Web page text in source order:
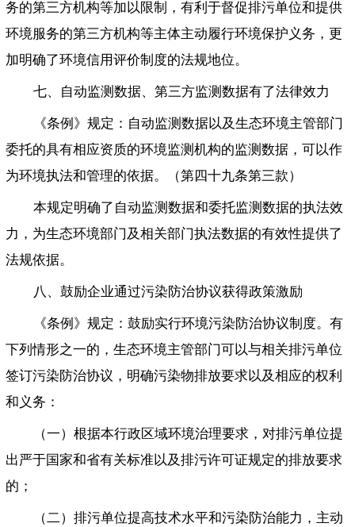
务的第三方机构等加以限制，有利于督促排污单位和提供
环境服务的第三方机构等主体主动履行环境保护义务，更
加明确了环境信用评价制度的法规地位。
七、自动监测数据、第三方监测数据有了法律效力
《条例》规定：自动监测数据以及生态环境主管部门
委托的具有相应资质的环境监测机构的监测数据，可以作
为环境执法和管理的依据。（第四十九条第三款）
本规定明确了自动监测数据和委托监测数据的执法效
力，为生态环境部门及相关部门执法数据的有效性提供了
法规依据。
八、鼓励企业通过污染防治协议获得政策激励
《条例》规定：鼓励实行环境污染防治协议制度。有
下列情形之一的，生态环境主管部门可以与相关排污单位
签订污染防治协议，明确污染物排放要求以及相应的权利
和义务：
（一）根据本行政区域环境治理要求，对排污单位提
出严于国家和省有关标准以及排污许可证规定的排放要求
的；
（二）排污单位提高技术水平和污染防治能力，主动